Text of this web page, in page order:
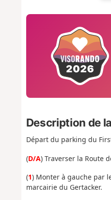
Description de
Départ du parking du
(D/A) Traverser la Route
(1) Monter à gauche par
marcairie du Gertacker.